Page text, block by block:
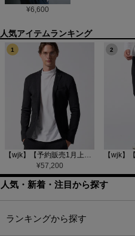
¥6,600
1
【wjk】【予約販売1月上旬～中旬入荷】function knit jacket(jacquard check) ニットジャケット(207 mw08j)
¥57,200
2
人気・新着・注目から探す
ランキングから探す